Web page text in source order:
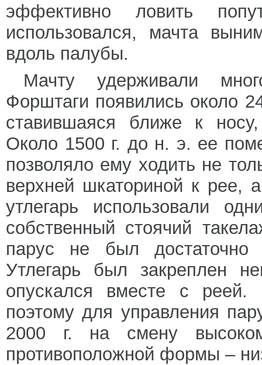
эффективно ловить
использовался, мачта
вдоль палубы.
Мачту удерживали
Форштаги появились около
ставившаяся ближе к
Около 1500 г. до н. э. ее
позволяло ему ходить не
верхней шкаториной к рее,
утлегарь использовали
собственный стоячий
парус не был достаточно
Утлегарь был закреплен
опускался вместе с реей.
поэтому для управления
2000 г. на смену
противоположной формы –